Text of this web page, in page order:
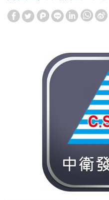
a
A
p
p
n
W
e
i
b